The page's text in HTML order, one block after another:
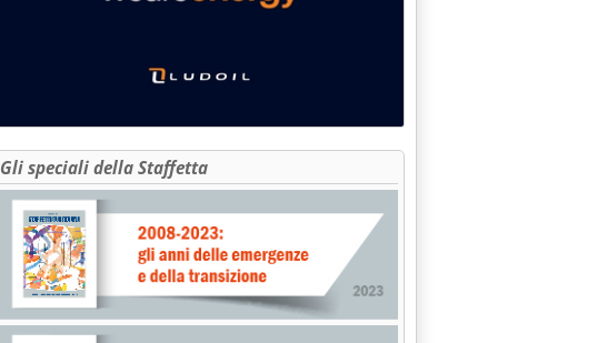
Gli speciali della Staffetta